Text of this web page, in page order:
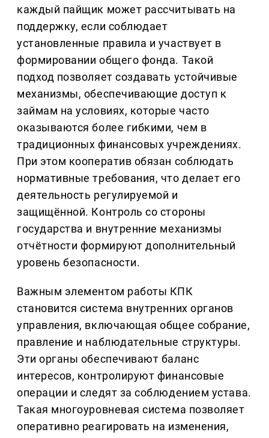
каждый пайщик может рассчитывать на
поддержку, если соблюдает
установленные правила и участвует в
формировании общего фонда. Такой
подход позволяет создавать устойчивые
механизмы, обеспечивающие доступ к
займам на условиях, которые часто
оказываются более гибкими, чем в
традиционных финансовых учреждениях.
При этом кооператив обязан соблюдать
нормативные требования, что делает его
деятельность регулируемой и
защищённой. Контроль со стороны
государства и внутренние механизмы
отчётности формируют дополнительный
уровень безопасности.
Важным элементом работы КПК
становится система внутренних органов
управления, включающая общее собрание,
правление и наблюдательные структуры.
Эти органы обеспечивают баланс
интересов, контролируют финансовые
операции и следят за соблюдением устава.
Такая многоуровневая система позволяет
оперативно реагировать на изменения,